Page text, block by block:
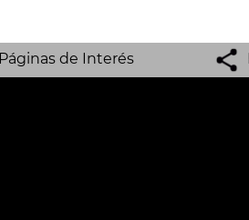
Páginas de Interés